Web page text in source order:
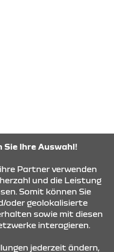
Ihre Auswahl!
Partner verwenden
und die Leistung
Somit können Sie
oder geolokalisierte
sowie mit diesen
interagieren.
jederzeit ändern,